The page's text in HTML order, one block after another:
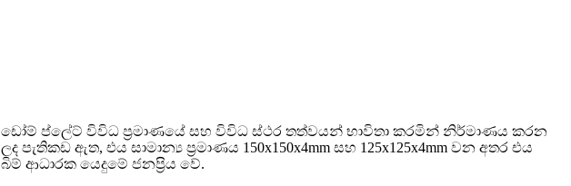
ඩෝම් ප්ලේට් විවිධ ප්‍රමාණයේ සහ විවිධ ස්ථර තත්වයන් භාවිතා කරමින් නිර්මාණය කරන
ලද පැතිකඩ ඇත, එය සාමාන්‍ය ප්‍රමාණය 150x150x4mm සහ 125x125x4mm වන අතර එය
බිම් ආධාරක යෙදුමේ ජනප්‍රිය වේ.